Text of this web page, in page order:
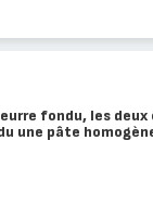
fondu, les
une pâte